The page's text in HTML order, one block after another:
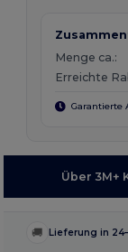
Menge ca.:
Erreichte
Garantierte
Über 3M+
🚚 Lieferung in